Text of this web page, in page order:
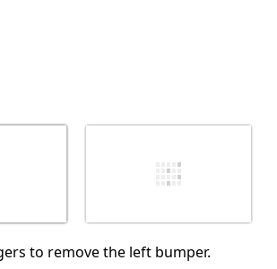
to remove the left bumper.